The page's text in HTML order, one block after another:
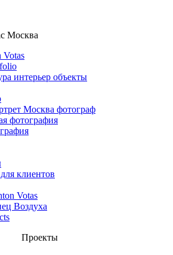
Москва
интерьер объекты
Москва фотограф
фотография
клиентов
Votas
Воздуха
Проекты